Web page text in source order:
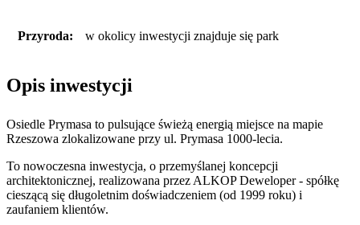
Przyroda: w okolicy inwestycji znajduje się park
Opis inwestycji
Osiedle Prymasa to pulsujące świeżą energią miejsce na mapie
Rzeszowa zlokalizowane przy ul. Prymasa 1000-lecia.
To nowoczesna inwestycja, o przemyślanej koncepcji
architektonicznej, realizowana przez ALKOP Deweloper - spółkę
cieszącą się długoletnim doświadczeniem (od 1999 roku) i
zaufaniem klientów.